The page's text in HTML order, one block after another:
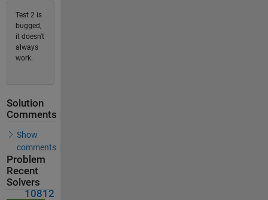
Test 2 is
bugged,
it doesn't
always
work.
Solution
Comments
Show
comments
Problem
Recent
Solvers
10812